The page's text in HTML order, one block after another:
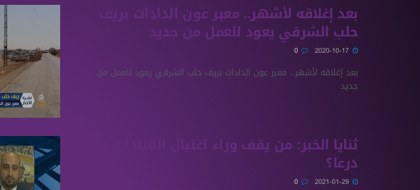
بعد إغلاقه لأشهر.. معبر عون الدادات بريف
حلب الشرقي يعود للعمل من جديد
بعد إغلاقه لأشهر.. معبر عون الدادات بريف حلب الشرقي يعود للعمل من
جديد
ثنايا الخبر: من يقف وراء اغتيال القيادات في
درعا؟